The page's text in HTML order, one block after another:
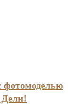
фотомоделью
Дели!